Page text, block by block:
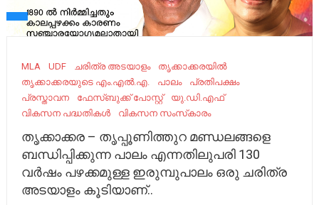
MLA UDF ചരിത്ര അടയാളം
തൃക്കാക്കരയില്‍
തൃക്കാക്കരയുടെ എം.എൽ.എ.
പാലം
പ്രതിപക്ഷം
പ്രസ്താവന
ഫേസ്ബുക്ക് പോസ്റ്റ്
യു.ഡി.എഫ്
വികസന പദ്ധതികള്‍
വികസന സംസ്‌കാരം
തൃക്കാക്കര – തൃപ്പൂണിത്തുറ മണ്ഡലങ്ങളെ
ബന്ധിപ്പിക്കുന്ന പാലം എന്നതിലുപരി 130
വർഷം പഴക്കമുള്ള ഇരുമ്പുപാലം ഒരു ചരിത്ര
അടയാളം കൂടിയാണ്..